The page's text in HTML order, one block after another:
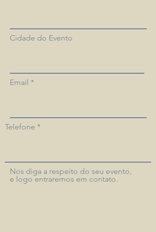
Cidade do Evento
Email
Telefone
Nos diga a respeito do seu evento,
e logo entraremos em contato.